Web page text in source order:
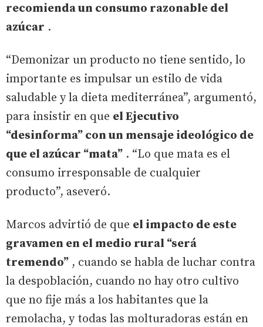
recomienda un consumo razonable del
azúcar .
“Demonizar un producto no tiene sentido, lo
importante es impulsar un estilo de vida
saludable y la dieta mediterránea”, argumentó,
para insistir en que el Ejecutivo
“desinforma” con un mensaje ideológico de
que el azúcar “mata” . “Lo que mata es el
consumo irresponsable de cualquier
producto”, aseveró.
Marcos advirtió de que el impacto de este
gravamen en el medio rural “será
tremendo” , cuando se habla de luchar contra
la despoblación, cuando no hay otro cultivo
que no fije más a los habitantes que la
remolacha, y todas las molturadoras están en